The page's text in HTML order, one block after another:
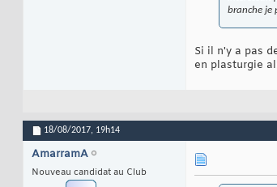
branche je
Si il n'y a pas
en plasturgie
18/08/2017, 19h14
AmarramA
Nouveau candidat au Club